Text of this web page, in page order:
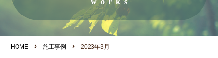
HOME 施工事例 2023年3月